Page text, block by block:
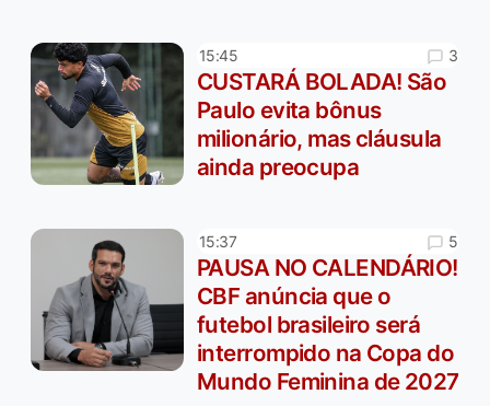
15:45 3
CUSTARÁ BOLADA! São
Paulo evita bônus
milionário, mas cláusula
ainda preocupa
15:37 5
PAUSA NO CALENDÁRIO!
CBF anúncia que o
futebol brasileiro será
interrompido na Copa do
Mundo Feminina de 2027